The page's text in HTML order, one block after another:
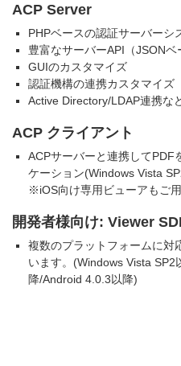
ACP Server
PHPベースの認証サーバーシ
豊富なサーバーAPI（JSONベ
GUIのカスタマイズ
認証機構の連携カスタマイズ
Active Directory/LDAP連携な
ACP クライアント
ACPサーバーと連携してPDF
ケーション(Windows Vista
※iOS向け専用ビューアもご用
開発者様向け: Viewer
複数のプラットフォームに対
います。(Windows Vista SP2
降/Android 4.0.3以降)